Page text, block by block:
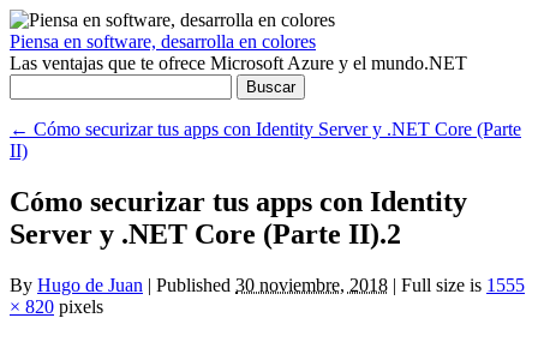
Piensa en software, desarrolla en colores
Las ventajas que te ofrece Microsoft Azure y el mundo.NET
← Cómo securizar tus apps con Identity Server y .NET Core (Parte
II)
Cómo securizar tus apps con Identity
Server y .NET Core (Parte II).2
By Hugo de Juan | Published 30 noviembre, 2018 | Full size is 1555
× 820 pixels